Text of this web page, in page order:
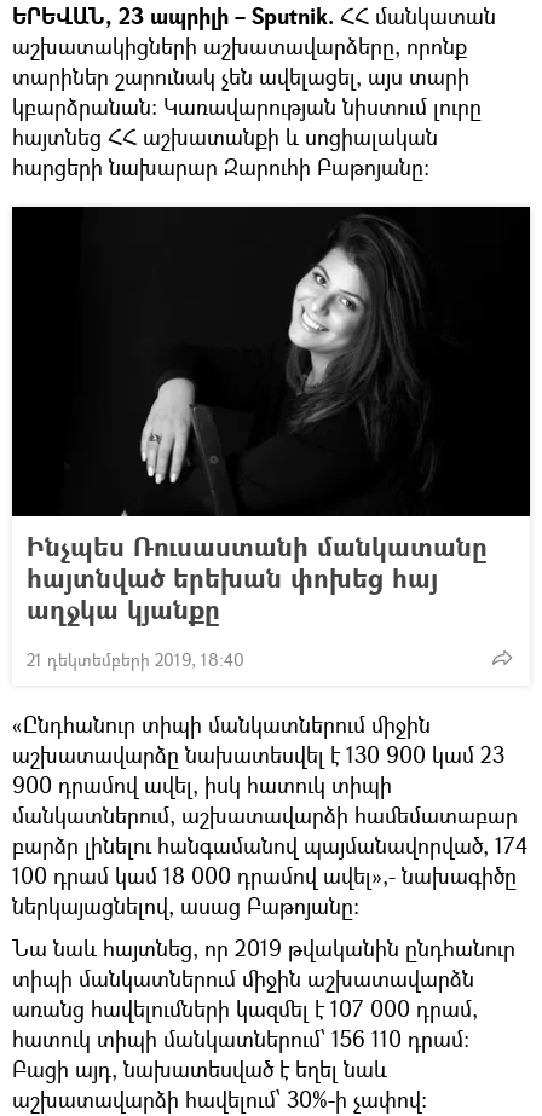
ԵՐԵՎԱՆ, 23 ապրիլի – Sputnik. ՀՀ մանկատան
աշխատակիցների աշխատավարձերը, որոնք
տարիներ շարունակ չեն ավելացել, այս տարի
կբարձրանան: Կառավարության նիստում լուրը
հայտնեց ՀՀ աշխատանքի և սոցիալական
հարցերի նախարար Զարուհի Բաթոյանը:
Ինչպես Ռուսաստանի մանկատանը
հայտնված երեխան փոխեց հայ
աղջկա կյանքը
21 դեկտեմբերի 2019, 18:40
«Ընդհանուր տիպի մանկատներում միջին
աշխատավարձը նախատեսվել է 130 900 կամ 23
900 դրամով ավել, իսկ հատուկ տիպի
մանկատներում, աշխատավարձի համեմատաբար
բարձր լինելու հանգամանով պայմանավորված, 174
100 դրամ կամ 18 000 դրամով ավել»,- նախագիծը
ներկայացնելով, ասաց Բաթոյանը:
Նա նաև հայտնեց, որ 2019 թվականին ընդհանուր
տիպի մանկատներում միջին աշխատավարձն
առանց հավելումների կազմել է 107 000 դրամ,
հատուկ տիպի մանկատներում՝ 156 110 դրամ:
Բացի այդ, նախատեսված է եղել նաև
աշխատավարձի հավելում՝ 30%-ի չափով: